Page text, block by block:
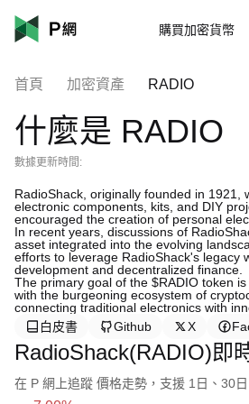
購買加密貨幣
首頁 加密資產 RADIO
什麼是 RADIO
數據更新時間:
RadioShack, originally founded in
electronic components, kits, and DIY
encouraged the creation of personal
In recent years, discussions of
asset integrated into the evolving
efforts to leverage RadioShack's legacy
development and decentralized finance.
The primary goal of the $RADIO token
with the burgeoning ecosystem of
connecting traditional electronics with
白皮書
Github X
RadioShack(RADIO)即
在 P 網上追蹤 價格走勢，支援 1日、30